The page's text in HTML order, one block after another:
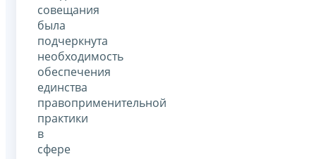
совещания
была
подчеркнута
необходимость
обеспечения
единства
правоприменительной
практики
в
сфере